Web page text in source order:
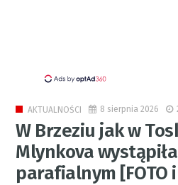
AKTUALNOŚCI 8 sierpnia 2026
W Brzeziu jak w
Mlynkova
parafialnym [FOTO i